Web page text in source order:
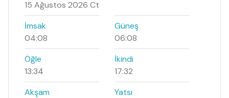
15 Ağustos 2026 Ct
İmsak
04:08
Güneş
06:08
Öğle
13:34
İkindi
17:32
Akşam
Yatsı